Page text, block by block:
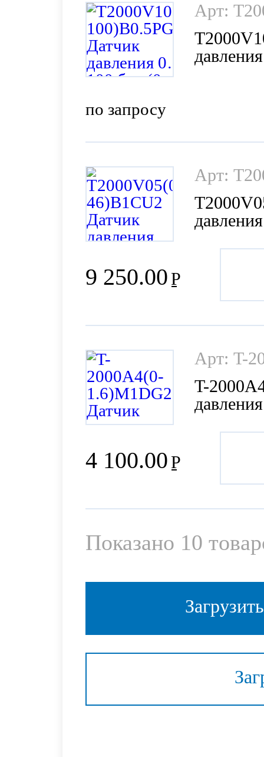
по запросу
Арт:
9 250.00Р
Арт:
4 100.00Р
Арт: T-
T-
Показано 10